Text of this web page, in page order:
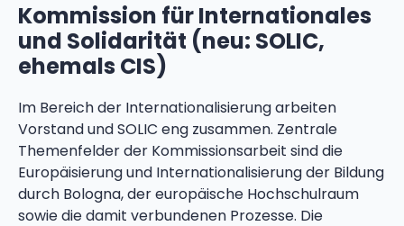
Kommission für Internationales
und Solidarität (neu: SOLIC,
ehemals CIS)
Im Bereich der Internationalisierung arbeiten
Vorstand und SOLIC eng zusammen. Zentrale
Themenfelder der Kommissionsarbeit sind die
Europäisierung und Internationalisierung der Bildung
durch Bologna, der europäische Hochschulraum
sowie die damit verbundenen Prozesse. Die